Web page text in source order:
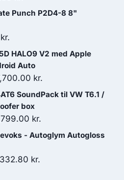
kr..
aktuelle
114.50 kr..
Punch P2D4-8 8"
kr..
kr.
aktuelle
pris
er:
1,189.00 kr..
HALO9 V2 med Apple
Auto
kr..
kr.
aktuelle
7,700.00 kr..
SoundPack til VW T6.1 /
box
kr.
aktuelle
- Autoglym Autogloss
kr.